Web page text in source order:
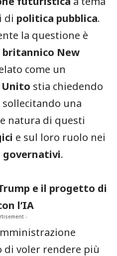
di politica pubblica.
la questione è
New
come un
Unito stia chiedendo
sollecitando una
natura di questi
e sul loro ruolo nei
governativi.
e il progetto di
l’IA
-
di voler rendere più